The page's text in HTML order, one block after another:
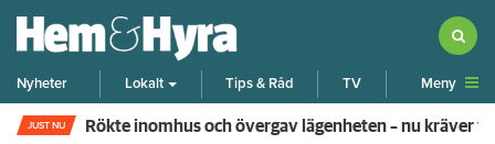
Nyheter Lokalt Tips & Råd TV Meny
JUST NU Rökte inomhus och övergav lägenheten – nu kräver